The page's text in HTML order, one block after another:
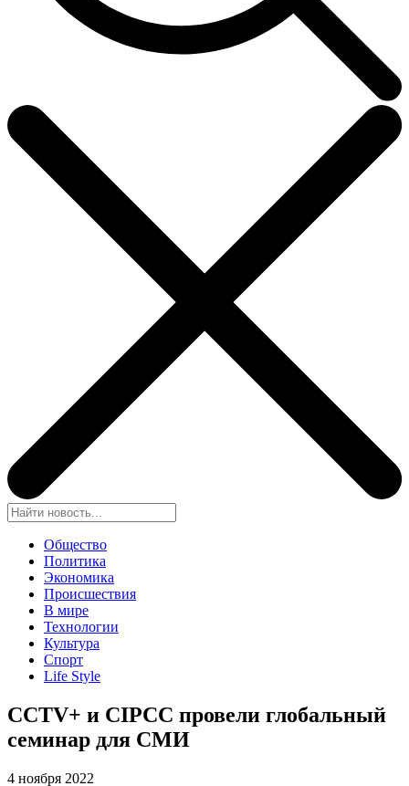
Общество
Политика
Экономика
Происшествия
В мире
Технологии
Культура
Спорт
Life Style
CCTV+ и CIPCC провели глобальный
семинар для СМИ
4 ноября 2022